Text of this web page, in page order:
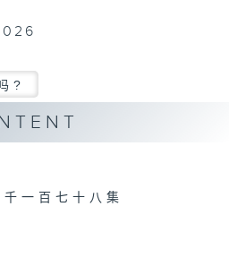
?
一百七十八集